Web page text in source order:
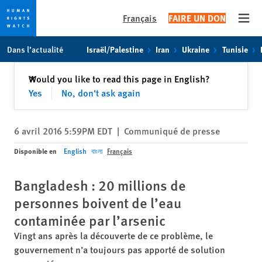
toto
content
Français FAIRE UN DON
Dans l’actualité Israël/Palestine Iran Ukraine Tunisie
Would you like to read this page in English?
Yes
No, don't ask again
✕Fermer
6 avril 2016 5:59PM EDT | Communiqué de presse
Disponible en English বাংলা Français
Bangladesh : 20 millions de
personnes boivent de l’eau
contaminée par l’arsenic
Vingt ans après la découverte de ce problème, le
gouvernement n’a toujours pas apporté de solution